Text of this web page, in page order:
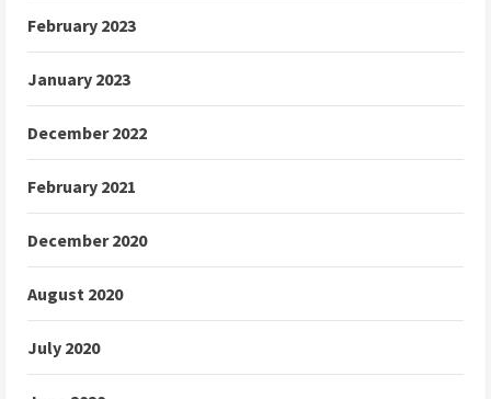
February 2023
January 2023
December 2022
February 2021
December 2020
August 2020
July 2020